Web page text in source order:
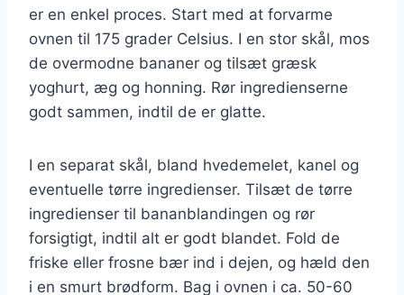
er en enkel proces. Start med at forvarme
ovnen til 175 grader Celsius. I en stor skål, mos
de overmodne bananer og tilsæt græsk
yoghurt, æg og honning. Rør ingredienserne
godt sammen, indtil de er glatte.
I en separat skål, bland hvedemelet, kanel og
eventuelle tørre ingredienser. Tilsæt de tørre
ingredienser til bananblandingen og rør
forsigtigt, indtil alt er godt blandet. Fold de
friske eller frosne bær ind i dejen, og hæld den
i en smurt brødform. Bag i ovnen i ca. 50-60